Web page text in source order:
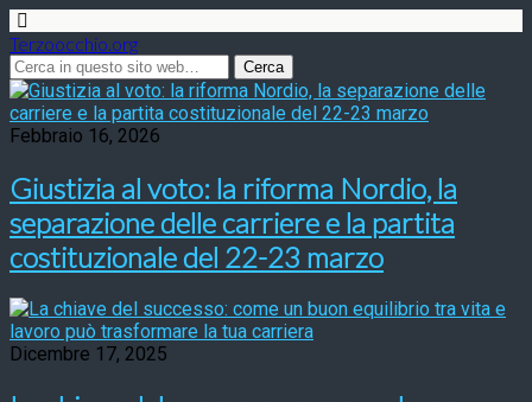
Terzoocchio.org
Febbraio 16, 2026
Giustizia al voto: la riforma Nordio, la
separazione delle carriere e la partita
costituzionale del 22-23 marzo
Dicembre 17, 2025